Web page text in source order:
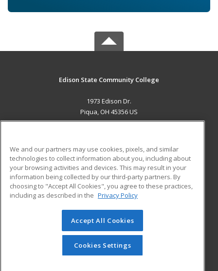
Edison State Community College
1973 Edison Dr.
Piqua, OH 45356 US
ADDITIONAL RESOURCES
Military
Financial Assistance
Help
Student Blog
© 2026 ed2go, a division of Cengage Learning. All rights
reserved. The material on this site cannot be reproduced or
redistributed unless you have obtained prior written
permission from Cengage Learning.Privacy Policy
We and our partners may use cookies, pixels, and similar
technologies to collect information about you, including about
your browsing activities and devices. This may result in your
information being collected by our third-party partners. By
choosing to "Accept All Cookies", you agree to these practices,
including as described in the Privacy Policy
Accept All Cookies
Cookies Settings